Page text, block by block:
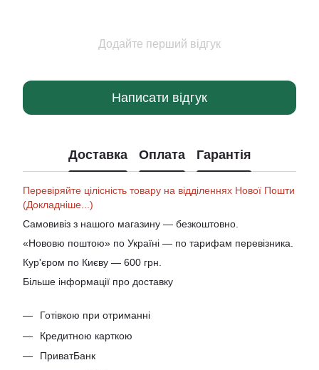
Додайте перший відгук
Написати відгук
Доставка Оплата Гарантія
Перевіряйте цілісність товару на відділеннях Нової Пошти
(Докладніше...)
Самовивіз з нашого магазину — безкоштовно.
«Нововю поштою» по Україні — по тарифам перевізника.
Кур'єром по Києву — 600 грн.
Більше інформації про доставку
Готівкою при отриманні
Кредитною карткою
ПриватБанк